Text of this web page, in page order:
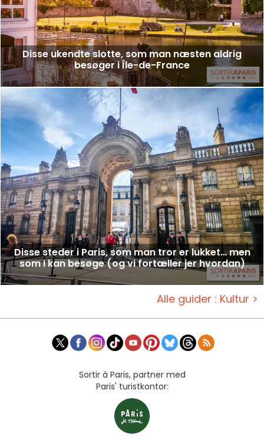
Disse ukendte slotte, som man næsten aldrig
besøger i Île-de-France
Disse steder i Paris, som man tror er lukket… men
som I kan besøge (og vi fortæller jer hvordan)
Alle guider : Kultur >
Sortir à Paris, partner med
Paris' turistkontor: